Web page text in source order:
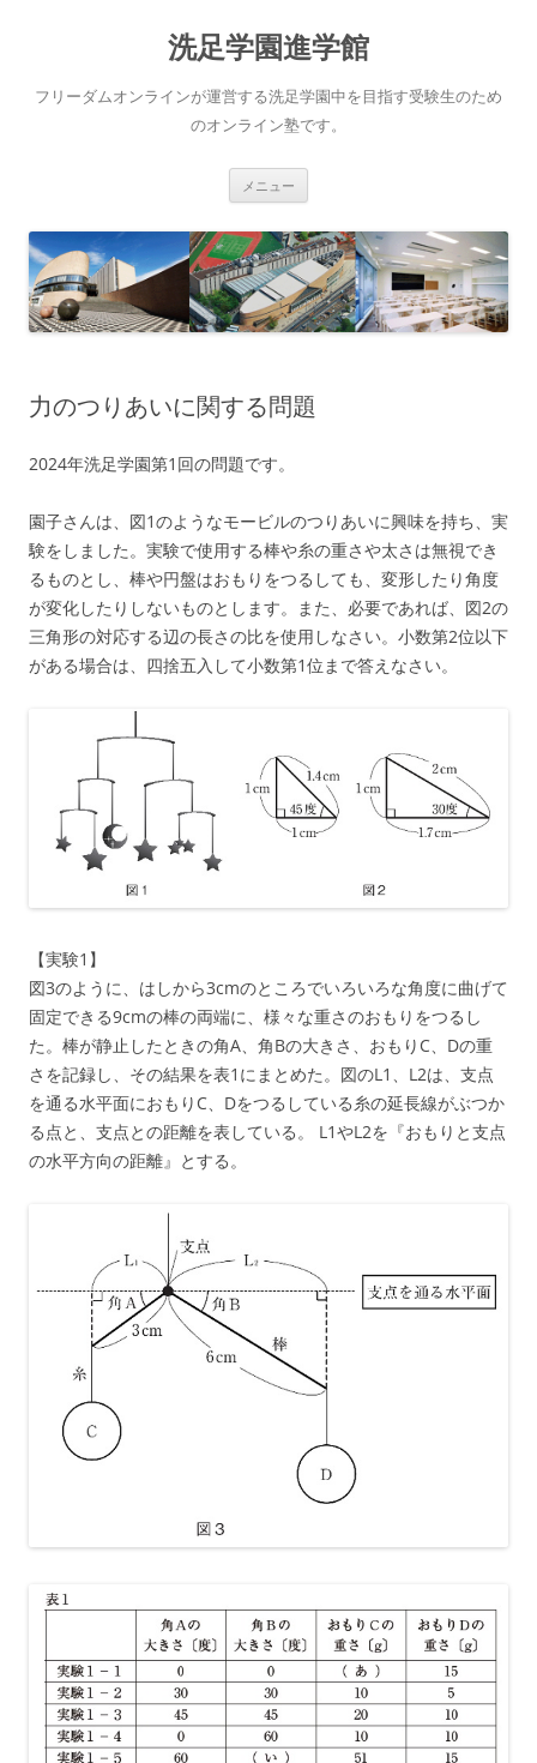
洗足学園進学館
フリーダムオンラインが運営する洗足学園中を目指す受験生のため
のオンライン塾です。
メニュー
ン
ツ
へ
ス
キ
ッ
プ
力のつりあいに関する問題
2024年洗足学園第1回の問題です。
園子さんは、図1のようなモービルのつりあいに興味を持ち、実
験をしました。実験で使用する棒や糸の重さや太さは無視でき
るものとし、棒や円盤はおもりをつるしても、変形したり角度
が変化したりしないものとします。また、必要であれば、図2の
三角形の対応する辺の長さの比を使用しなさい。小数第2位以下
がある場合は、四捨五入して小数第1位まで答えなさい。
【実験1】
図3のように、はしから3cmのところでいろいろな角度に曲げて
固定できる9cmの棒の両端に、様々な重さのおもりをつるし
た。棒が静止したときの角A、角Bの大きさ、おもりC、Dの重
さを記録し、その結果を表1にまとめた。図のL1、L2は、支点
を通る水平面におもりC、Dをつるしている糸の延長線がぶつか
る点と、支点との距離を表している。 L1やL2を『おもりと支点
の水平方向の距離』とする。